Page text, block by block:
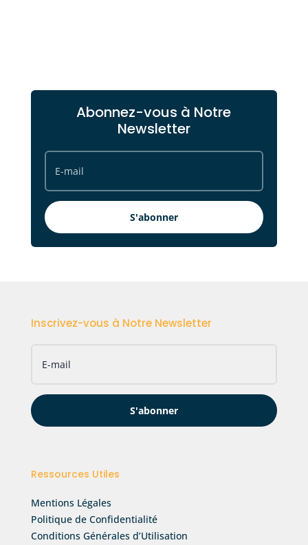
Abonnez-vous à Notre
Newsletter
S'abonner
Inscrivez-vous à Notre Newsletter
S'abonner
Ressources Utiles
Mentions Légales
Politique de Confidentialité
Conditions Générales d’Utilisation